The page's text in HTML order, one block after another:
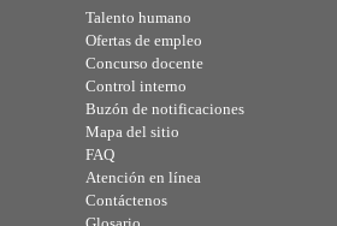
Talento humano
Ofertas de empleo
Concurso docente
Control interno
Buzón de notificaciones
Mapa del sitio
FAQ
Atención en línea
Contáctenos